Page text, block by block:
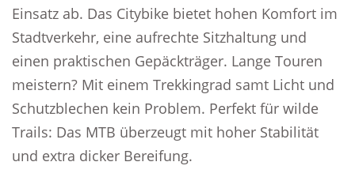
Einsatz ab. Das Citybike bietet hohen Komfort im
Stadtverkehr, eine aufrechte Sitzhaltung und
einen praktischen Gepäckträger. Lange Touren
meistern? Mit einem Trekkingrad samt Licht und
Schutzblechen kein Problem. Perfekt für wilde
Trails: Das MTB überzeugt mit hoher Stabilität
und extra dicker Bereifung.